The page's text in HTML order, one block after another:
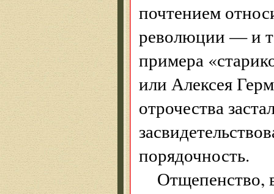
почтением
революции — и
примера
или Алексея
отрочества
порядочность.
Отщепенство,